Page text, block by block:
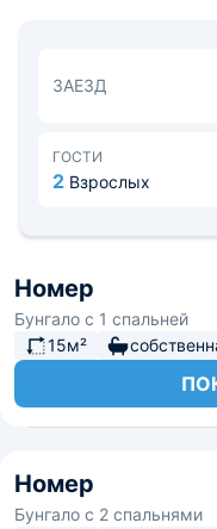
ЗАЕЗД
ГОСТИ
2 Взрослых
Номер
Бунгало с 1 спальней
15м²
Номер
Бунгало с 2 спальнями